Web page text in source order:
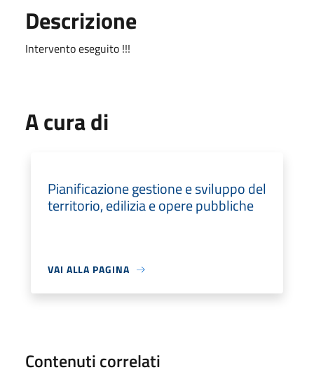
Descrizione
Intervento eseguito !!!
A cura di
Pianificazione gestione e sviluppo del
territorio, edilizia e opere pubbliche
VAI ALLA PAGINA
Contenuti correlati